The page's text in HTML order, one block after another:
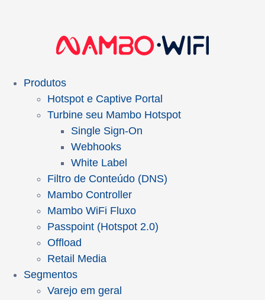
Produtos
Hotspot e Captive Portal
Turbine seu Mambo Hotspot
Single Sign-On
Webhooks
White Label
Filtro de Conteúdo (DNS)
Mambo Controller
Mambo WiFi Fluxo
Passpoint (Hotspot 2.0)
Offload
Retail Media
Segmentos
Varejo em geral